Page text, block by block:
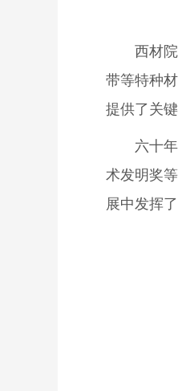
西材
带等特种
提供了关
六十
术发明奖
展中发挥了